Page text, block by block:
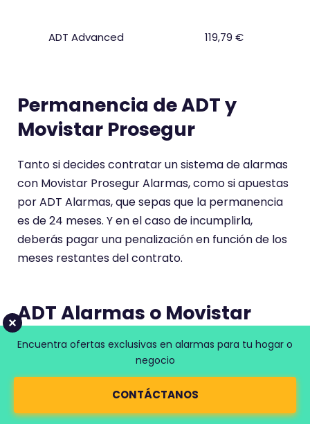
Encuentra ofertas exclusivas en alarmas para tu hogar o
negocio
CONTÁCTANOS
ADT Advanced 119,79 €
Permanencia de ADT y
Movistar Prosegur
Tanto si decides contratar un sistema de alarmas
con Movistar Prosegur Alarmas, como si apuestas
por ADT Alarmas, que sepas que la permanencia
es de 24 meses. Y en el caso de incumplirla,
deberás pagar una penalización en función de los
meses restantes del contrato.
ADT Alarmas o Movistar
Prosegur Alarmas: ¿cuál de
las dos compañías elegir?
Después de leer nuestra comparativa, es posible
que aún te quede la duda de cuál de las dos